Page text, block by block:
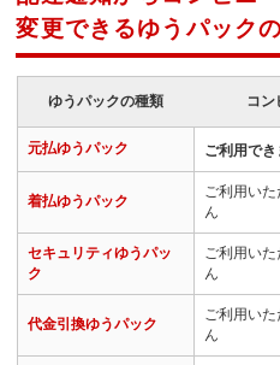
変更できるゆうパック
ゆうパックの種類 コン
元払ゆうパック ご利用でき
着払ゆうパック
ご利用い
ん
セキュリティゆうパッ
ク
ご利用い
ん
代金引換ゆうパック
ご利用い
ん